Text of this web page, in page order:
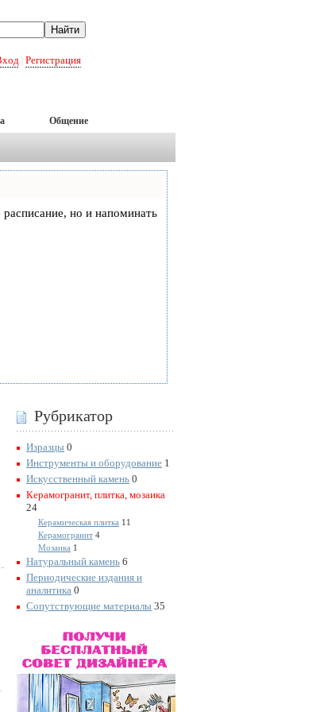
Регистрация
Общение
расписание, но и напоминать
Рубрикатор
Изразцы 0
Инструменты и оборудование 1
Искусственный камень 0
Керамогранит, плитка, мозаика
24
Керамическая плитка 11
Керамогранит 4
Мозаика 1
Натуральный камень 6
Периодические издания и
аналитика 0
Сопутствующие материалы 35